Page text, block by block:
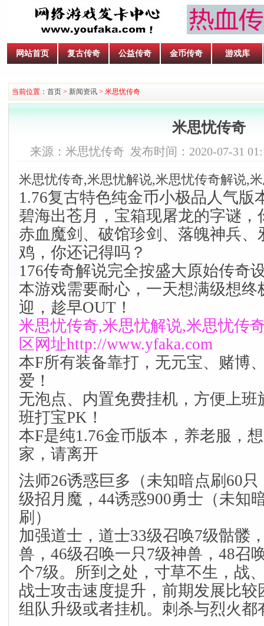
网站首页 复古传奇 公益传奇 金币传奇 游戏库
当前位置： 首页 > 新闻资讯 > 米思忧传奇
米思忧传奇
来源：米思忧传奇 发布时间：2020-07-31
米思忧传奇,米思忧解说,米思忧传奇解说,
1.76复古特色纯金币小极品人气版
碧海出苍月，宝箱现屠龙的字谜，
赤血魔剑、破馆珍剑、落魄神兵、
鸡，你还记得吗？
176传奇解说完全按盛大原始传奇
本游戏需要耐心，一天想满级想终
迎，趁早OUT！
米思忧传奇,米思忧解说,米思忧传
区网址http://www.yfaka.com
本F所有装备靠打，无元宝、赌博
爱！
无泡点、内置免费挂机，方便上班
班打宝PK！
本F是纯1.76金币版本，养老服，
家，请离开
法师26诱惑巨多（未知暗点刷60
级招月魔，44诱惑900勇士（未知
刷）
加强道士，道士33级召唤7级骷髅
兽，46级召唤一只7级神兽，48召
个7级。所到之处，寸草不生，战
战士攻击速度提升，前期发展比较
组队升级或者挂机。刺杀与烈火都